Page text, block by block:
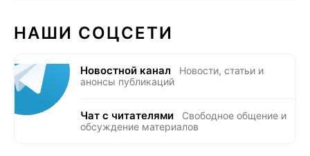
НАШИ СОЦСЕТИ
Новостной канал
Новости, статьи и
анонсы публикаций
Чат с читателями
Свободное общение и
обсуждение материалов